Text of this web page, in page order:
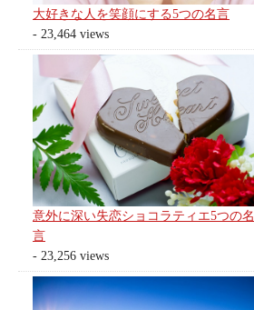
大好きな人を笑顔にする5つの名言
- 23,464 views
意外に深い失恋ショコラティエ5つの名
言
- 23,256 views